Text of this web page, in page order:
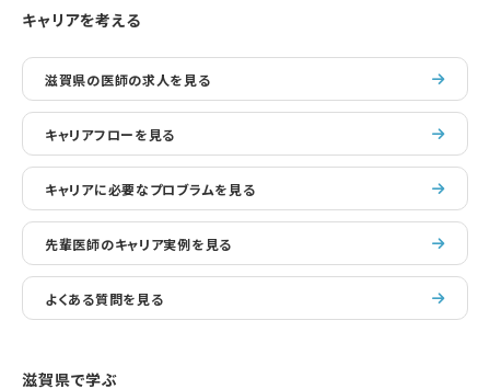
キャリアを考える
滋賀県の医師の求人を見る
キャリアフローを見る
キャリアに必要なプロブラムを見る
先輩医師のキャリア実例を見る
よくある質問を見る
滋賀県で学ぶ